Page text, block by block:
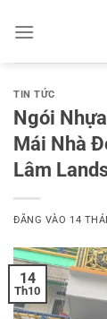
qua
TIN TỨC
Ngói
Mái Nhà
Lâm
ĐĂNG VÀO 14
14
Th10